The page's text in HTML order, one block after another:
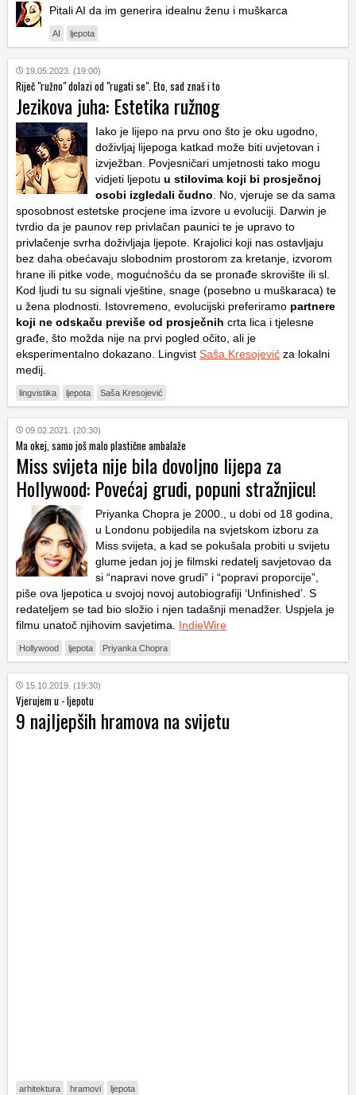
Pitali AI da im generira idealnu ženu i muškarca
AI ljepota
19.05.2023. (19:00)
Riječ "ružno" dolazi od "rugati se". Eto, sad znaš i to
Jezikova juha: Estetika ružnog
Iako je lijepo na prvu ono što je oku ugodno,
doživljaj lijepoga katkad može biti uvjetovan i
izvježban. Povjesničari umjetnosti tako mogu
vidjeti ljepotu u stilovima koji bi prosječnoj
osobi izgledali čudno . No, vjeruje se da sama
sposobnost estetske procjene ima izvore u evoluciji. Darwin je
tvrdio da je paunov rep privlačan paunici te je upravo to
privlačenje svrha doživljaja ljepote. Krajolici koji nas ostavljaju
bez daha obećavaju slobodnim prostorom za kretanje, izvorom
hrane ili pitke vode, mogućnošću da se pronađe skrovište ili sl.
Kod ljudi tu su signali vještine, snage (posebno u muškaraca) te
u žena plodnosti. Istovremeno, evolucijski preferiramo partnere
koji ne odskaču previše od prosječnih crta lica i tjelesne
građe, što možda nije na prvi pogled očito, ali je
eksperimentalno dokazano. Lingvist Saša Kresojević za lokalni
medij.
lingvistika ljepota Saša Kresojević
09.02.2021. (20:30)
Ma okej, samo još malo plastične ambalaže
Miss svijeta nije bila dovoljno lijepa za
Hollywood: Povećaj grudi, popuni stražnjicu!
Priyanka Chopra je 2000., u dobi od 18 godina,
u Londonu pobijedila na svjetskom izboru za
Miss svijeta, a kad se pokušala probiti u svijetu
glume jedan joj je filmski redatelj savjetovao da
si “napravi nove grudi” i “popravi proporcije”,
piše ova ljepotica u svojoj novoj autobiografiji ‘Unfinished’. S
redateljem se tad bio složio i njen tadašnji menadžer. Uspjela je
filmu unatoč njihovim savjetima. IndieWire
Hollywood ljepota Priyanka Chopra
15.10.2019. (19:30)
Vjerujem u - ljepotu
9 najljepših hramova na svijetu
arhitektura hramovi ljepota